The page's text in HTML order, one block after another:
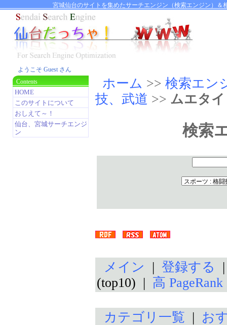
宮城仙台のサイトを集めたサーチエンジン（検索エンジン）
ようこそ Guest さん
Contents
HOME
このサイトについて
おしえて～！
仙台、宮城サーチエンジ
ン
ホーム >> 検索エン
技、武道 >> ムエタイ
検索
メイン | 登録する
(top10) | 高
カテゴリ一覧 | お